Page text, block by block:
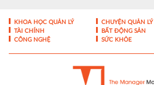
KHOA HỌC QUẢN LÝ CHUYỆN QUẢN LÝ
TÀI CHÍNH
BẤT ĐỘNG SẢN
CÔNG NGHỆ
SỨC KHỎE